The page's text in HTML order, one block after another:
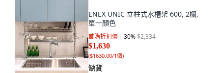
ENEX UNIC 立柱式水槽架 600, 2欄,
單一顏色
首購折扣價 30%$2,334
$1,630
($1630.00/1個)
缺貨